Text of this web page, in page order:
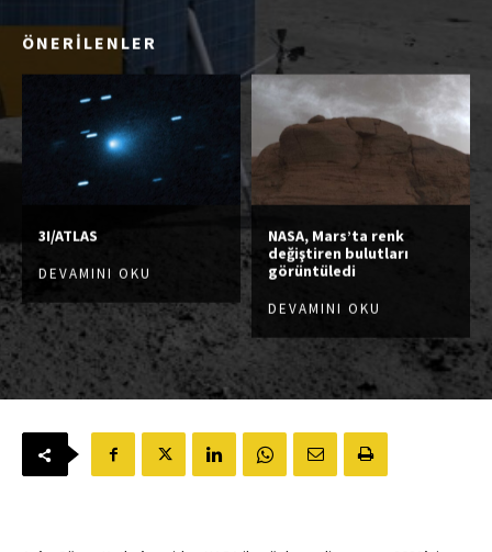
ÖNERİLENLER
3I/ATLAS
DEVAMINI OKU
NASA, Mars’ta renk
değiştiren bulutları
görüntüledi
DEVAMINI OKU